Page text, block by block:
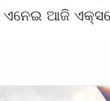
ଏନେଇ ଆଜି